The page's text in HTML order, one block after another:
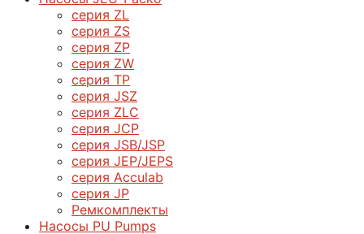
серия ZL
серия ZS
серия ZP
серия ZW
серия TP
серия JSZ
серия ZLC
серия JCP
серия JSB/JSP
серия JEP/JEPS
серия Acculab
серия JP
Ремкомплекты
Насосы PU Pumps